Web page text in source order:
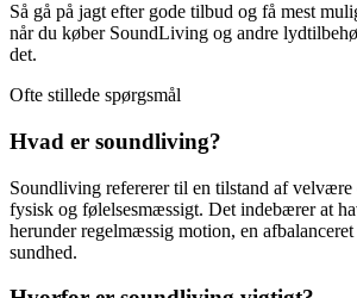
Så gå på jagt efter gode tilbud og få mest
når du køber SoundLiving og andre
det.
Ofte stillede spørgsmål
Hvad er soundliving?
Soundliving refererer til en tilstand af velvære
fysisk og følelsesmæssigt. Det indebærer at
herunder regelmæssig motion, en
sundhed.